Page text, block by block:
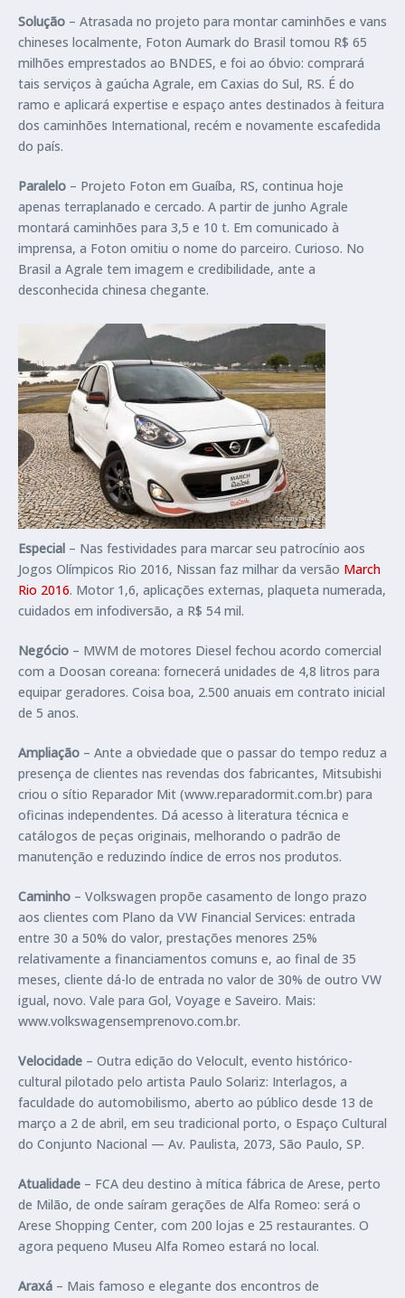
Solução – Atrasada no projeto para montar caminhões e vans
chineses localmente, Foton Aumark do Brasil tomou R$ 65
milhões emprestados ao BNDES, e foi ao óbvio: comprará
tais serviços à gaúcha Agrale, em Caxias do Sul, RS. É do
ramo e aplicará expertise e espaço antes destinados à feitura
dos caminhões International, recém e novamente escafedida
do país.
Paralelo – Projeto Foton em Guaíba, RS, continua hoje
apenas terraplanado e cercado. A partir de junho Agrale
montará caminhões para 3,5 e 10 t. Em comunicado à
imprensa, a Foton omitiu o nome do parceiro. Curioso. No
Brasil a Agrale tem imagem e credibilidade, ante a
desconhecida chinesa chegante.
Especial – Nas festividades para marcar seu patrocínio aos
Jogos Olímpicos Rio 2016, Nissan faz milhar da versão March
Rio 2016. Motor 1,6, aplicações externas, plaqueta numerada,
cuidados em infodiversão, a R$ 54 mil.
Negócio – MWM de motores Diesel fechou acordo comercial
com a Doosan coreana: fornecerá unidades de 4,8 litros para
equipar geradores. Coisa boa, 2.500 anuais em contrato inicial
de 5 anos.
Ampliação – Ante a obviedade que o passar do tempo reduz a
presença de clientes nas revendas dos fabricantes, Mitsubishi
criou o sítio Reparador Mit (www.reparadormit.com.br) para
oficinas independentes. Dá acesso à literatura técnica e
catálogos de peças originais, melhorando o padrão de
manutenção e reduzindo índice de erros nos produtos.
Caminho – Volkswagen propõe casamento de longo prazo
aos clientes com Plano da VW Financial Services: entrada
entre 30 a 50% do valor, prestações menores 25%
relativamente a financiamentos comuns e, ao final de 35
meses, cliente dá-lo de entrada no valor de 30% de outro VW
igual, novo. Vale para Gol, Voyage e Saveiro. Mais:
www.volkswagensemprenovo.com.br.
Velocidade – Outra edição do Velocult, evento histórico-
cultural pilotado pelo artista Paulo Solariz: Interlagos, a
faculdade do automobilismo, aberto ao público desde 13 de
março a 2 de abril, em seu tradicional porto, o Espaço Cultural
do Conjunto Nacional — Av. Paulista, 2073, São Paulo, SP.
Atualidade – FCA deu destino à mítica fábrica de Arese, perto
de Milão, de onde saíram gerações de Alfa Romeo: será o
Arese Shopping Center, com 200 lojas e 25 restaurantes. O
agora pequeno Museu Alfa Romeo estará no local.
Araxá – Mais famoso e elegante dos encontros de